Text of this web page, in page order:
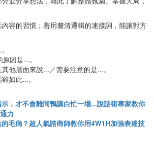
容的習慣；善用釐清邏輯的連接詞，能讓對方
因是...。
他層面來說...／需要注意的是...。
如此...。
，才不會雞同鴨講白忙一場...說話術專家教你
力
毛病？超人氣諮商師教你用4W1H加強表達技